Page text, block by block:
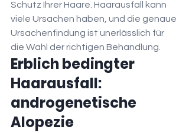
Schutz Ihrer Haare. Haarausfall kann
viele Ursachen haben, und die genaue
Ursachenfindung ist unerlässlich für
die Wahl der richtigen Behandlung.
Erblich bedingter
Haarausfall:
androgenetische
Alopezie